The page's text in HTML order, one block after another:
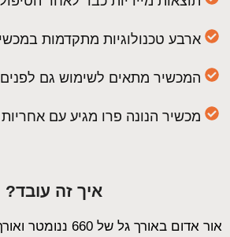
ארבע טכנולוגיות מתקדמות
המכשיר מתאים לשימוש גם לפנים
מכשיר הנונה פרו מגיע עם
איך זה עובד?
אור אדום באורך גל של